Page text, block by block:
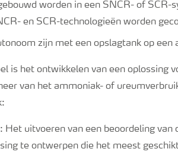
worden in een SNCR- of
en SCR-technologieën worden
zijn met een opslagtank op een
is het ontwikkelen van een oplossing
van het ammoniak- of
Het uitvoeren van een beoordeling
te ontwerpen die het meest